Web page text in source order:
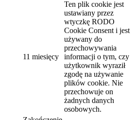
11 miesięcy
Ten plik cookie jest
ustawiany przez
wtyczkę RODO
Cookie Consent i jest
używany do
przechowywania
informacji o tym, czy
użytkownik wyraził
zgodę na używanie
plików cookie. Nie
przechowuje on
żadnych danych
osobowych.